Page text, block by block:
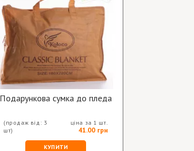
Подарункова сумка до пледа
(продаж від: 3
шт)
ціна за 1 шт.
41.00 грн
КУПИТИ